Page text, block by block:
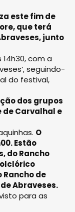
este fim de
que terá
junto
com a
seguindo-
do festival,
dos grupos
de Carvalhal e
O
Estão
do Rancho
Rancho de
Abraveses.
para as